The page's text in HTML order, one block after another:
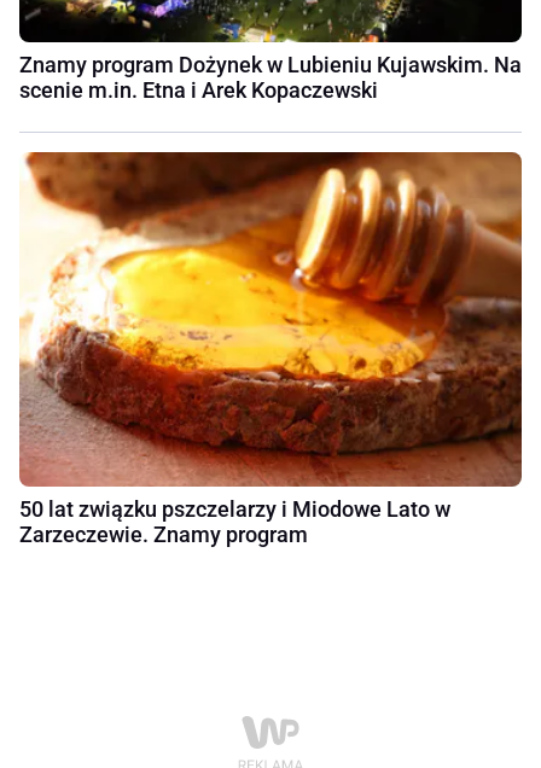
Znamy program Dożynek w Lubieniu Kujawskim. Na
scenie m.in. Etna i Arek Kopaczewski
50 lat związku pszczelarzy i Miodowe Lato w
Zarzeczewie. Znamy program